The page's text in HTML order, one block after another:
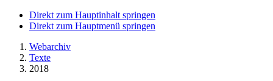
Direkt zum Hauptinhalt springen
Direkt zum Hauptmenü springen
Webarchiv
Texte
2018